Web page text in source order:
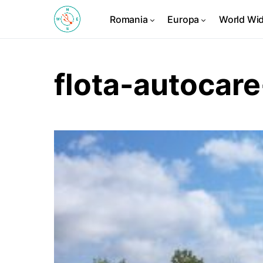
Romania Europa World
flota-